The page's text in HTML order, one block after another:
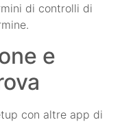
di controlli di
e
con altre app di